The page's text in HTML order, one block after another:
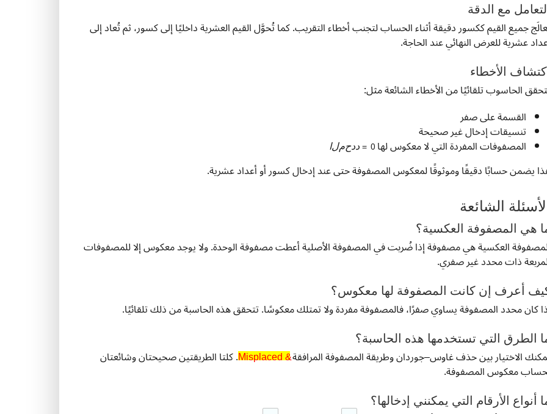
مع الدقة
جميع القيم ككسور دقيقة أثناء الحساب لتجنب أخطاء التقريب. كما تُحوَّل القيم العشرية داخليًا إلى كسور، ثم تُعاد إلى
عشرية للعرض النهائي عند الحاجة.
الأخطاء
الحاسوب تلقائيًا من الأخطاء الشائعة مثل:
القسمة على صفر
تنسيقات إدخال غير صحيحة
المصفوفات المفردة التي لا معكوس لها ا ل م ح د د
د=
0
يضمن حسابًا دقيقًا وموثوقًا لمعكوس المصفوفة حتى عند إدخال كسور أو أعداد عشرية.
الشائعة
هي المصفوفة العكسية؟
العكسية هي مصفوفة إذا ضُربت في المصفوفة الأصلية أعطت مصفوفة الوحدة. ولا يوجد معكوس إلا للمصفوفات
ذات محدد غير صفري.
أعرف إن كانت المصفوفة لها معكوس؟
كان محدد المصفوفة يساوي صفرًا، فالمصفوفة مفردة ولا تمتلك معكوسًا. تتحقق هذه الحاسبة من ذلك تلقائيًا.
الطرق التي تستخدمها هذه الحاسبة؟
الاختيار بين حذف غاوس–جوردان وطريقة المصفوفة المرافقةMisplaced &
Misplaced & . كلتا الطريقتين صحيحتان وشائعتان
معكوس المصفوفة.
أنواع الأرقام التي يمكنني إدخالها؟